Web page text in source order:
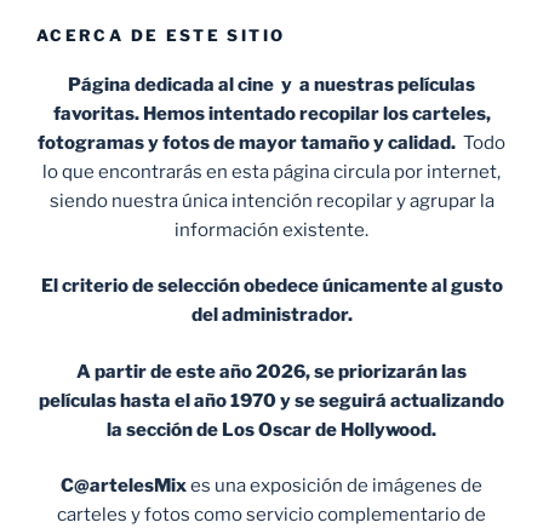
ACERCA DE ESTE SITIO
Página dedicada al cine y a nuestras películas
favoritas. Hemos intentado recopilar los carteles,
fotogramas y fotos de mayor tamaño y calidad. Todo
lo que encontrarás en esta página circula por internet,
siendo nuestra única intención recopilar y agrupar la
información existente.
El criterio de selección obedece únicamente al gusto
del administrador.
A partir de este año 2026, se priorizarán las
películas hasta el año 1970 y se seguirá actualizando
la sección de Los Oscar de Hollywood.
C@artelesMixes una exposición de imágenes de
carteles y fotos como servicio complementario de